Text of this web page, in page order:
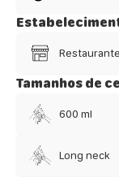
Restaurante
Tamanhos de
600 ml
Long neck